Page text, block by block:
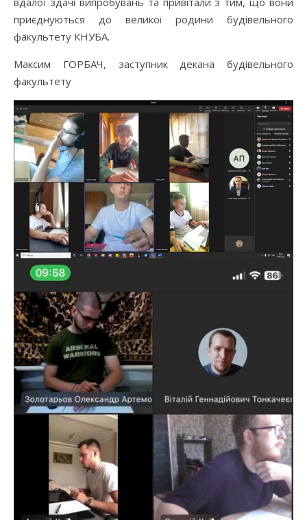
приєднуються до великої родини будівельного
факультету КНУБА.
Максим ГОРБАЧ, заступник декана будівельного
факультету